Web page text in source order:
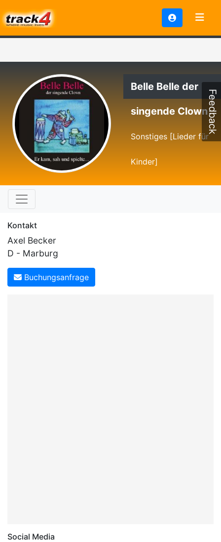
Belle Belle der
singende Clown
Sonstiges [Lieder für
Kinder]
Kontakt
Axel Becker
D - Marburg
Buchungsanfrage
Social Media
Feedback